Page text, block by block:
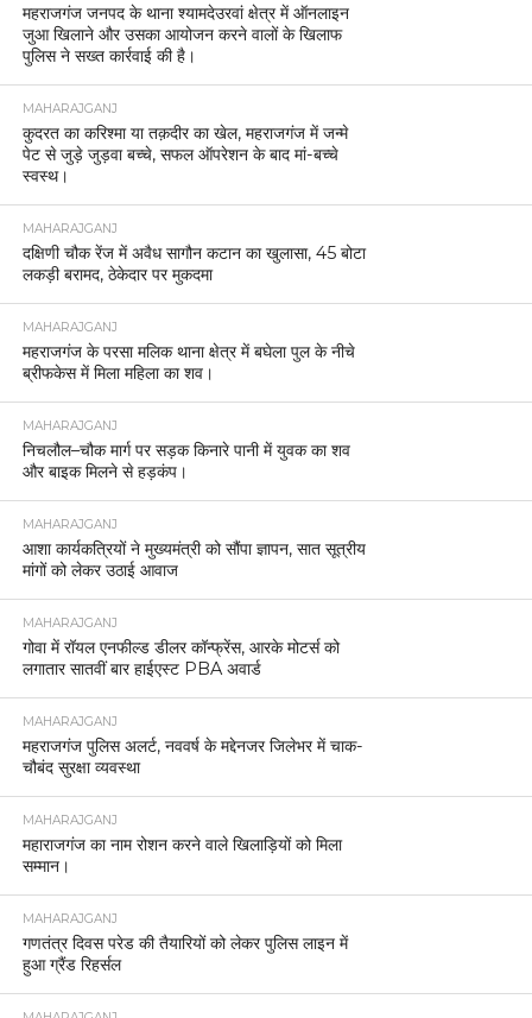
महराजगंज जनपद के थाना श्यामदेउरवां क्षेत्र में ऑनलाइन
जुआ खिलाने और उसका आयोजन करने वालों के खिलाफ
पुलिस ने सख्त कार्रवाई की है।
MAHARAJGANJ
कुदरत का करिश्मा या तक़दीर का खेल, महराजगंज में जन्मे
पेट से जुड़े जुड़वा बच्चे, सफल ऑपरेशन के बाद मां-बच्चे
स्वस्थ।
MAHARAJGANJ
दक्षिणी चौक रेंज में अवैध सागौन कटान का खुलासा, 45 बोटा
लकड़ी बरामद, ठेकेदार पर मुकदमा
MAHARAJGANJ
महराजगंज के परसा मलिक थाना क्षेत्र में बघेला पुल के नीचे
ब्रीफकेस में मिला महिला का शव।
MAHARAJGANJ
निचलौल–चौक मार्ग पर सड़क किनारे पानी में युवक का शव
और बाइक मिलने से हड़कंप।
MAHARAJGANJ
आशा कार्यकत्रियों ने मुख्यमंत्री को सौंपा ज्ञापन, सात सूत्रीय
मांगों को लेकर उठाई आवाज
MAHARAJGANJ
गोवा में रॉयल एनफील्ड डीलर कॉन्फ्रेंस, आरके मोटर्स को
लगातार सातवीं बार हाईएस्ट PBA अवार्ड
MAHARAJGANJ
महराजगंज पुलिस अलर्ट, नववर्ष के मद्देनजर जिलेभर में चाक-
चौबंद सुरक्षा व्यवस्था
MAHARAJGANJ
महाराजगंज का नाम रोशन करने वाले खिलाड़ियों को मिला
सम्मान।
MAHARAJGANJ
गणतंत्र दिवस परेड की तैयारियों को लेकर पुलिस लाइन में
हुआ ग्रैंड रिहर्सल